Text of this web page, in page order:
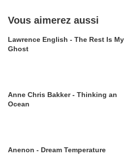
Vous aimerez aussi
Lawrence English - The Rest Is My
Ghost
Anne Chris Bakker - Thinking an
Ocean
Anenon - Dream Temperature